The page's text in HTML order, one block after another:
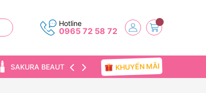
Hotline
0965 72 58 72
SAKURA BEAUTY TIN TỨC
KHUYẾN MÃI